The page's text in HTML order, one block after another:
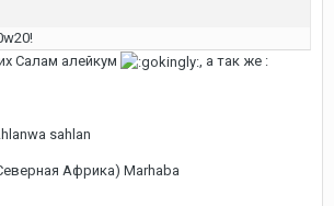
Салам алейкум
, а так же :
sahlan
Африка) Marhaba